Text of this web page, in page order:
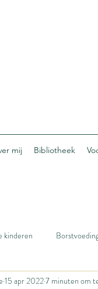
mij Bibliotheek
kinderen
geloof
15 apr 20227 minuten om